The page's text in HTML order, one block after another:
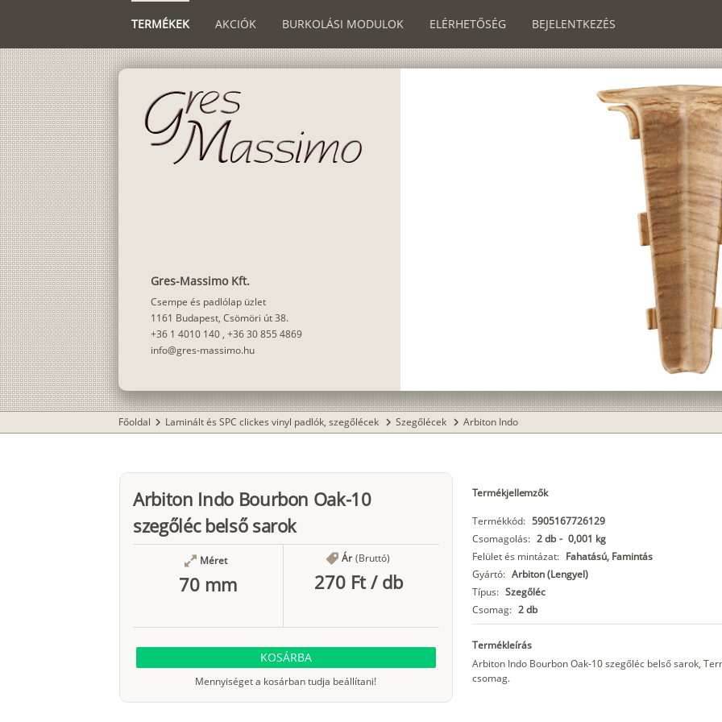
TERMÉKEK AKCIÓK BURKOLÁSI MODULOK ELÉRHETŐSÉG BEJELENTKEZÉS
Gres-Massimo Kft.
Csempe és padlólap üzlet
1161 Budapest, Csömöri út 38.
+36 1 4010 140 , +36 30 855 4869
info@gres-massimo.hu
Főoldal chevron_right Laminált és SPC clickes vinyl padlók, szegőlécek chevron_right Szegőlécek chevron_right Arbiton Indo
Arbiton Indo Bourbon Oak-10
szegőléc belső sarok
Méret
70 mm
Ár (Bruttó)
270 Ft/ db
KOSÁRBA
Mennyiséget a kosárban tudja beállítani!
Termékjellemzők
Termékkód: 5905167726129
Csomagolás: 2 db - 0,001 kg
Felület és mintázat: Fahatású, Famintás
Gyártó: Arbiton (Lengyel)
Típus: Szegőléc
Csomag: 2 db
Termékleírás
Arbiton Indo Bourbon Oak-10 szegőléc belső sarok,
csomag.